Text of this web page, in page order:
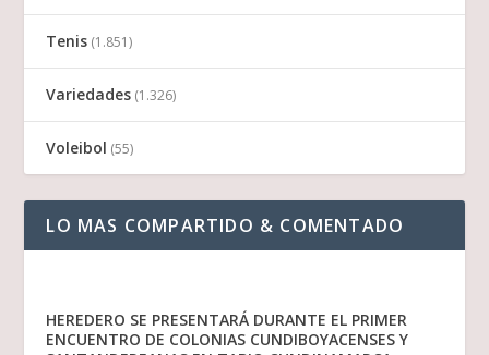
Tenis (1.851)
Variedades (1.326)
Voleibol (55)
LO MAS COMPARTIDO & COMENTADO
HEREDERO SE PRESENTARÁ DURANTE EL PRIMER
ENCUENTRO DE COLONIAS CUNDIBOYACENSES Y